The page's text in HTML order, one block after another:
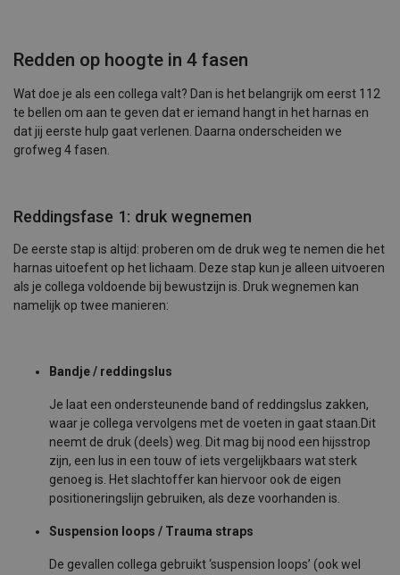
Redden op hoogte in 4 fasen
Wat doe je als een collega valt? Dan is het belangrijk om eerst 112
te bellen om aan te geven dat er iemand hangt in het harnas en
dat jij eerste hulp gaat verlenen. Daarna onderscheiden we
grofweg 4 fasen.
Reddingsfase 1: druk wegnemen
De eerste stap is altijd: proberen om de druk weg te nemen die het
harnas uitoefent op het lichaam. Deze stap kun je alleen uitvoeren
als je collega voldoende bij bewustzijn is. Druk wegnemen kan
namelijk op twee manieren:
Bandje / reddingslus
Je laat een ondersteunende band of reddingslus zakken,
waar je collega vervolgens met de voeten in gaat staan. Dit
neemt de druk (deels) weg. Dit mag bij nood een hijsstrop
zijn, een lus in een touw of iets vergelijkbaars wat sterk
genoeg is. Het slachtoffer kan hiervoor ook de eigen
positioneringslijn gebruiken, als deze voorhanden is.
Suspension loops / Trauma straps
De gevallen collega gebruikt ‘suspension loops’ (ook wel